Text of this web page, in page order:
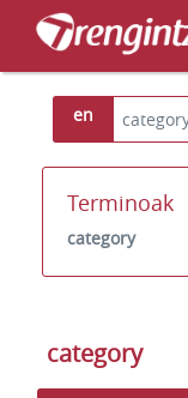
en
Terminoak
category
category